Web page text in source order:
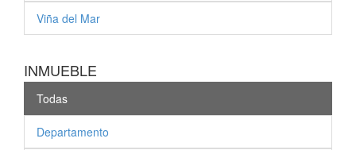
Viña del Mar
INMUEBLE
Todas
Departamento